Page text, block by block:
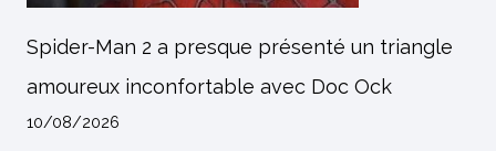
Spider-Man 2 a presque présenté un triangle
amoureux inconfortable avec Doc Ock
10/08/2026